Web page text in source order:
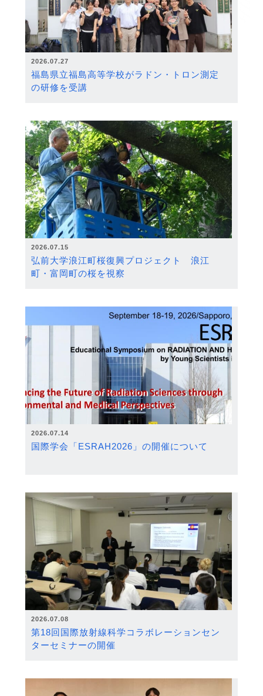
2026.07.27
福島県立福島高等学校がラドン・トロン測定
の研修を受講
2026.07.15
弘前大学浪江町桜復興プロジェクト 浪江
町・富岡町の桜を視察
2026.07.14
国際学会「ESRAH2026」の開催について
2026.07.08
第18回国際放射線科学コラボレーションセン
ターセミナーの開催